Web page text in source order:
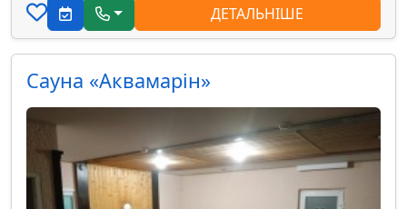
ДЕТАЛЬНІШЕ
Сауна «Аквамарін»